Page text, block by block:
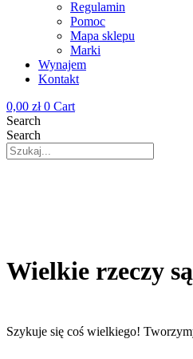
Regulamin
Pomoc
Mapa sklepu
Marki
Wynajem
Kontakt
0,00 zł 0 Cart
Search
Search
Wielkie rzeczy
Szykuje się coś wielkiego!